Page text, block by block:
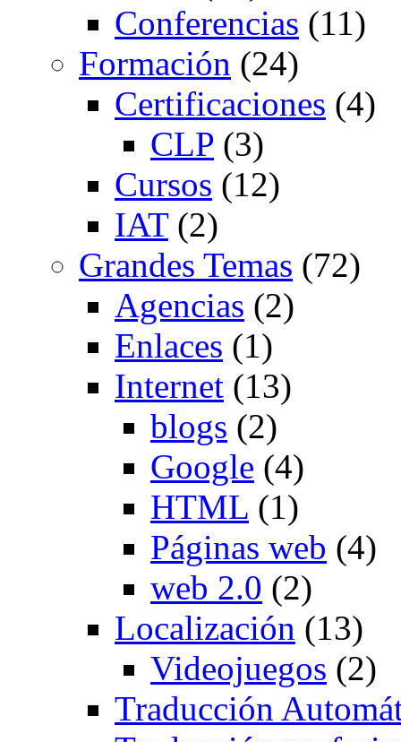
Conferencias (11)
Formación (24)
Certificaciones (4)
CLP (3)
Cursos (12)
IAT(2)
Grandes Temas (72)
Agencias (2)
Enlaces (1)
Internet (13)
blogs (2)
Google (4)
HTML (1)
Páginas web (4)
web 2.0 (2)
Localización (13)
Videojuegos (2)
Traducción